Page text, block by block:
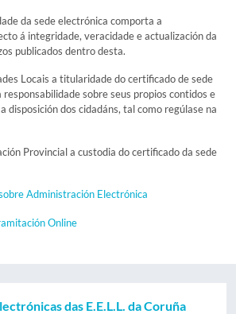
da sede electrónica comporta a
á integridade, veracidade e actualización da
publicados dentro desta.
Locais a titularidade do certificado de sede
sobre seus propios contidos e
disposición dos cidadáns, tal como regúlase na
Provincial a custodia do certificado da sede
Administración Electrónica
Online
das E.E.L.L. da Coruña